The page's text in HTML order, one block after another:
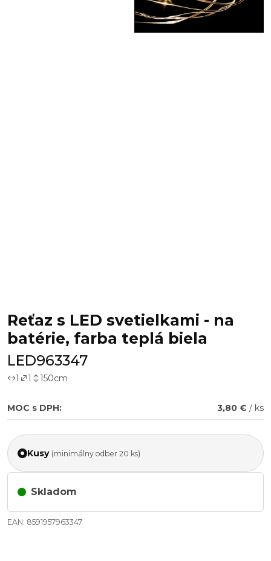
Reťaz s LED svetielkami - na
batérie, farba teplá biela
LED963347
1 1 150cm
MOC s DPH: 3,80 € / ks
Kusy (minimálny odber 20 ks)
Skladom
EAN: 8591957963347